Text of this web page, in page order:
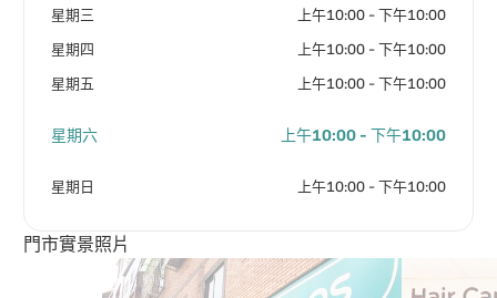
星期三 上午10:00 - 下午10:00
星期四 上午10:00 - 下午10:00
星期五 上午10:00 - 下午10:00
星期六 上午10:00 - 下午10:00
星期日 上午10:00 - 下午10:00
門市實景照片